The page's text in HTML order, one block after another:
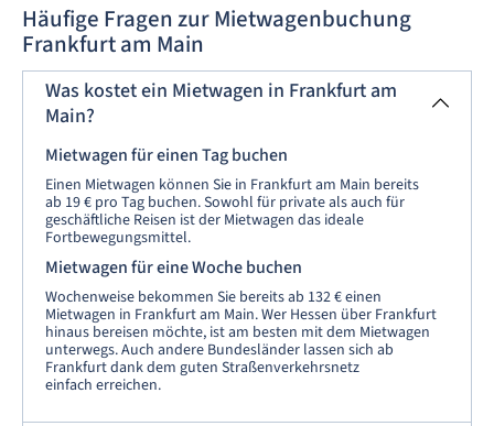
Häufige Fragen zur Mietwagenbuchung
Frankfurt am Main
Was kostet ein Mietwagen in Frankfurt am
Main?
Mietwagen für einen Tag buchen
Einen Mietwagen können Sie in Frankfurt am Main bereits
ab 19 € pro Tag buchen. Sowohl für private als auch für
geschäftliche Reisen ist der Mietwagen das ideale
Fortbewegungsmittel.
Mietwagen für eine Woche buchen
Wochenweise bekommen Sie bereits ab 132 € einen
Mietwagen in Frankfurt am Main. Wer Hessen über Frankfurt
hinaus bereisen möchte, ist am besten mit dem Mietwagen
unterwegs. Auch andere Bundesländer lassen sich ab
Frankfurt dank dem guten Straßenverkehrsnetz
einfach erreichen.